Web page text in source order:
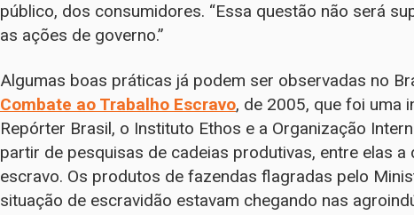
público, dos consumidores. “Essa questão não será
as ações de governo.”
Algumas boas práticas já podem ser observadas no
Combate ao Trabalho Escravo, de 2005, que foi uma
Repórter Brasil, o Instituto Ethos e a Organização
partir de pesquisas de cadeias produtivas, entre elas
escravo. Os produtos de fazendas flagradas pelo
situação de escravidão estavam chegando nas